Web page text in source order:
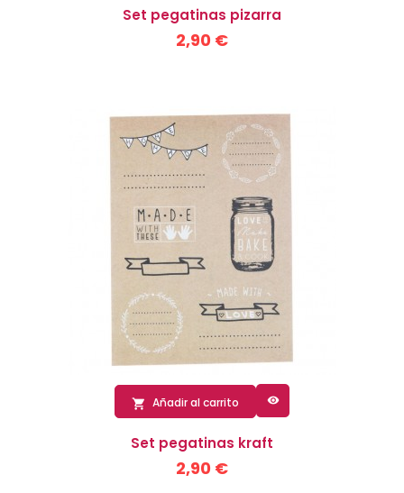
Set pegatinas pizarra
2,90 €
 Añadir al carrito 
Set pegatinas kraft
2,90 €